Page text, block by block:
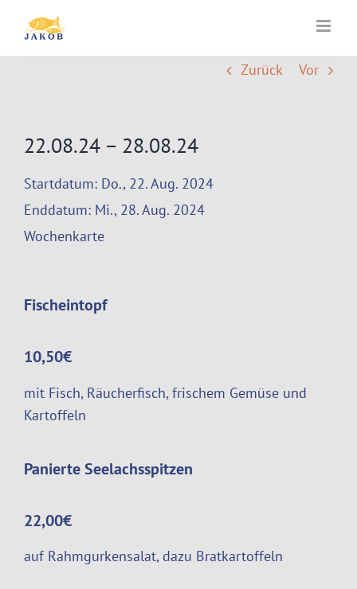
Inhalt
springen
Zurück
Vor
22.08.24 – 28.08.24
Startdatum: Do., 22. Aug. 2024
Enddatum: Mi., 28. Aug. 2024
Wochenkarte
Fischeintopf
10,50€
mit Fisch, Räucherfisch, frischem Gemüse und
Kartoffeln
Panierte Seelachsspitzen
22,00€
auf Rahmgurkensalat, dazu Bratkartoffeln